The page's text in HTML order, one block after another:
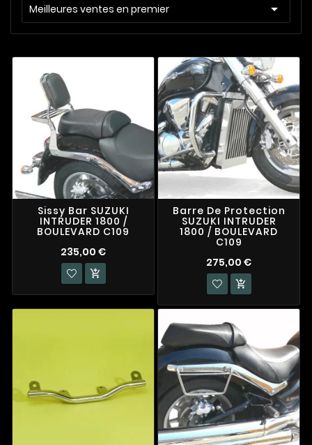
Meilleures ventes en premier 
Sissy Bar SUZUKI
INTRUDER 1800 /
BOULEVARD C109
235,00 €

Barre De Protection
SUZUKI INTRUDER
1800 / BOULEVARD
C109
275,00 €
